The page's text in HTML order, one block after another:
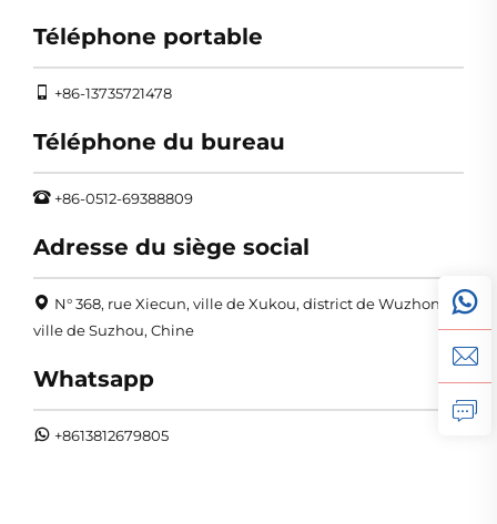
Téléphone portable
+86-13735721478
Téléphone du bureau
+86-0512-69388809
Adresse du siège social
N° 368, rue Xiecun, ville de Xukou, district de Wuzhong,
ville de Suzhou, Chine
Whatsapp
+8613812679805